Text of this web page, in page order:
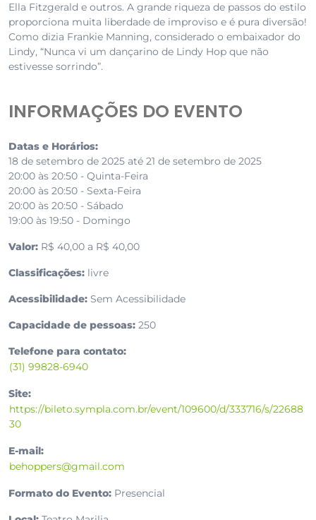
Ella Fitzgerald e outros. A grande riqueza de passos do estilo
proporciona muita liberdade de improviso e é pura diversão!
Como dizia Frankie Manning, considerado o embaixador do
Lindy, “Nunca vi um dançarino de Lindy Hop que não
estivesse sorrindo”.
INFORMAÇÕES DO EVENTO
Datas e Horários:
18 de setembro de 2025 até 21 de setembro de 2025
20:00 às 20:50 - Quinta-Feira
20:00 às 20:50 - Sexta-Feira
20:00 às 20:50 - Sábado
19:00 às 19:50 - Domingo
Valor: R$ 40,00 a R$ 40,00
Classificações: livre
Acessibilidade: Sem Acessibilidade
Capacidade de pessoas: 250
Telefone para contato:
(31) 99828-6940
Site:
https://bileto.sympla.com.br/event/109600/d/333716/s/22688
30
E-mail:
behoppers@gmail.com
Formato do Evento: Presencial